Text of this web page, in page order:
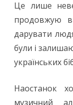
Це лише
продовжую
дарувати
були і
українських
Наостанок
музичний